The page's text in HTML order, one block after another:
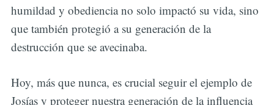
humildad y obediencia no solo impactó su vida, sino
que también protegió a su generación de la
destrucción que se avecinaba.
Hoy, más que nunca, es crucial seguir el ejemplo de
Josías y proteger nuestra generación de la influencia